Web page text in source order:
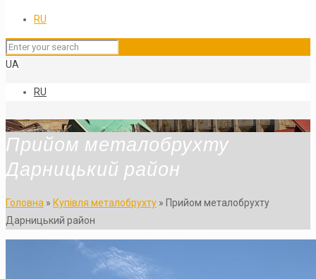
RU
UA
RU
Прийом металобрухту
Дарницький район
Головна » Купівля металобрухту » Прийом металобрухту
Дарницький район